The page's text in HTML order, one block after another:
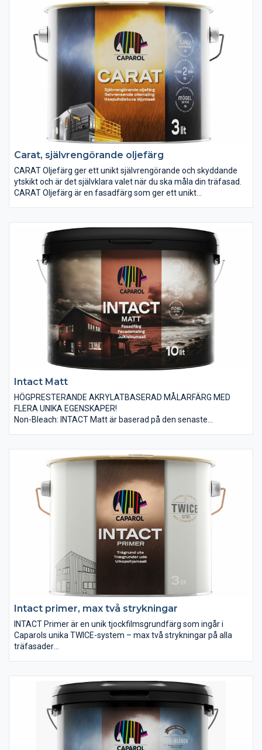
Carat, självrengörande oljefärg
CARAT Oljefärg ger ett unikt självrengörande och skyddande
ytskikt och är det självklara valet när du ska måla din träfasad.
CARAT Oljefärg är en fasadfärg som ger ett unikt
TWICE: Med CARAT målningssystem målar du max 2
strykningar.
Clean Cover: CARAT innehåller Caparols nyutvecklade unika
och intelligenta skydd mot påväxt av alger och mögel.
CARAT oljefärg går, liksom de flesta av Caparols målarfärger,
att bryta i 1000-tals kulörer.
Intact Matt
HÖGPRESTERANDE AKRYLATBASERAD MÅLARFÄRG MED
FLERA UNIKA EGENSKAPER!
Non-Bleach: INTACT Matt är baserad på den senaste
dig som vill måla huset riktigt mörkt utan att riskera att färgen
bleknar eller tappar lyster.
TWICE: Med INTACT målningssystem målar du max 2
strykningar. Både på nytt, omålat trä och på tidigare målade
ytor. På nytt trä målas först INTACT Primer en gång och sedan
INTACT Matt en gång. Den fylliga och fuktskyddande
grundfärgen tillsammans med täckfärgen ger ett system som
såväl i skikttjocklek som fuktskydd ger ett optimalt skydd för
Intact primer, max två strykningar
INTACT Primer är en unik tjockfilmsgrundfärg som ingår i
Caparols unika TWICE-system – max två strykningar på alla
träfasader
perfekt underlag för målning med INTACT Bright eller INTACT
Solid akrylatfärger. INTACT Primer bryts i samma färg som den
önskade slutkulören. Ett skikt Intact Primer tillsammans med
ett skikt Intact akrylatfärg ger ett komplett fasadskydd.